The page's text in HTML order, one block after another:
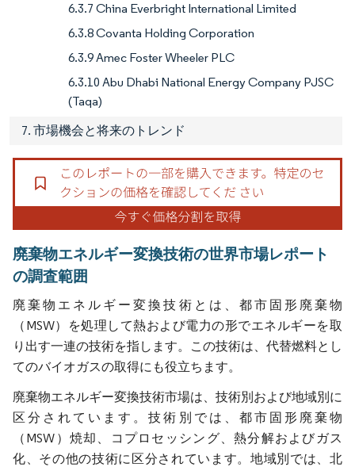
6.3.7 China Everbright International Limited
6.3.8 Covanta Holding Corporation
6.3.9 Amec Foster Wheeler PLC
6.3.10 Abu Dhabi National Energy Company PJSC
(Taqa)
7. 市場機会と将来のトレンド
廃棄物エネルギー変換技術の世界市場レポート
の調査範囲
廃棄物エネルギー変換技術とは、都市固形廃棄物
（MSW）を処理して熱および電力の形でエネルギーを取
り出す一連の技術を指します。この技術は、代替燃料とし
てのバイオガスの取得にも役立ちます。
廃棄物エネルギー変換技術市場は、技術別および地域別に
区分されています。技術別では、都市固形廃棄物
（MSW）焼却、コプロセッシング、熱分解およびガス
化、その他の技術に区分されています。地域別では、北